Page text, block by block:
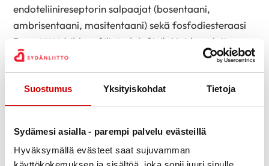
Suostumus Yksityiskohdat Tietoja
Sydämesi asialla - parempi palvelu evästeillä
Hyväksymällä evästeet saat sujuvamman
endoteliinireseptorin salpaajat (bosentaani,
ambrisentaani, masitentaani) sekä fosfodiesteraasi
5:n estäjät (sildenafiili, tadalafiini). Hoidon aloitus
kuuluu asiaan perehtyneelle erikoissairaanhoidon
yksikölle.
elinsiirtoa. Kyseessä on silloin keuhkonsiirto tai
harvoin sydänkeuhkosiirto.